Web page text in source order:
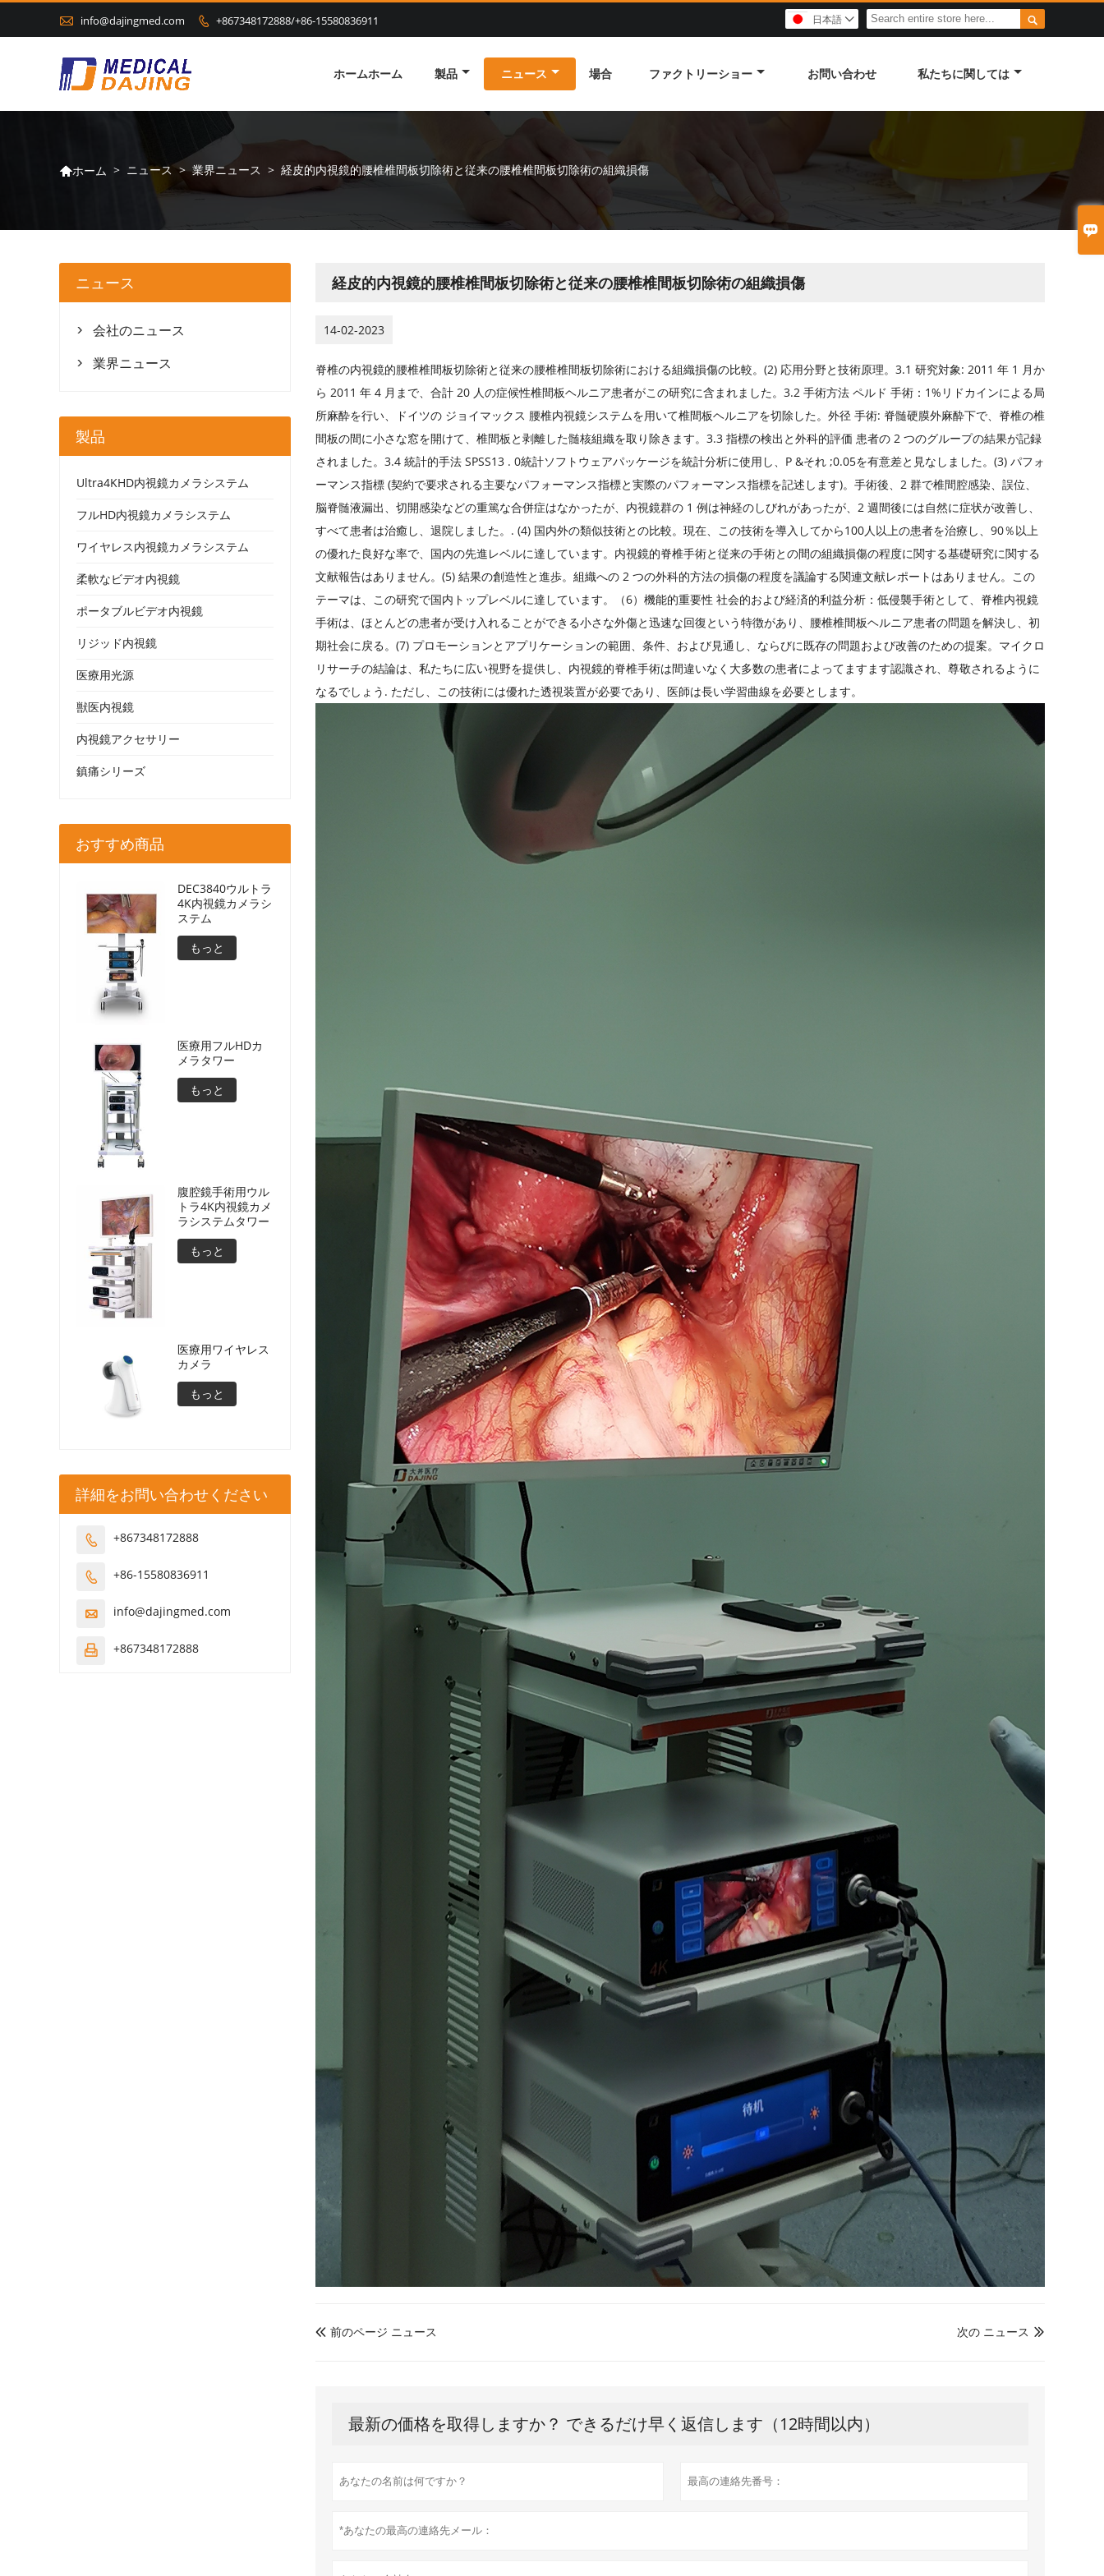

 info@dajingmed.com  +867348172888/+86-15580836911 
日本語 
ホームホーム 製品 ニュース 場合 ファクトリーショー お問い合わせ 私たちに関しては
ホーム > ニュース > 業界ニュース > 経皮的内視鏡的腰椎椎間板切除術と従来の腰椎椎間板切除術の組織損傷
経皮的内視鏡的腰椎椎間板切除術と従来の腰椎椎間板切除術の組織損傷
14-02-2023
脊椎の内視鏡的腰椎椎間板切除術と従来の腰椎椎間板切除術における組織損傷の比較。(2) 応用分野と技術原理。3.1 研究対象: 2011 年 1 月か
ら 2011 年 4 月まで、合計 20 人の症候性椎間板ヘルニア患者がこの研究に含まれました。3.2 手術方法 ペルド 手術：1%リドカインによる局
所麻酔を行い、ドイツの ジョイマックス 腰椎内視鏡システムを用いて椎間板ヘルニアを切除した。外径 手術: 脊髄硬膜外麻酔下で、脊椎の椎
間板の間に小さな窓を開けて、椎間板と剥離した髄核組織を取り除きます。3.3 指標の検出と外科的評価 患者の 2 つのグループの結果が記録
されました。3.4 統計的手法 SPSS13 . 0統計ソフトウェアパッケージを統計分析に使用し、P &それ ;0.05を有意差と見なしました。(3) パフォ
ーマンス指標 (契約で要求される主要なパフォーマンス指標と実際のパフォーマンス指標を記述します)。手術後、2 群で椎間腔感染、誤位、
脳脊髄液漏出、切開感染などの重篤な合併症はなかったが、内視鏡群の 1 例は神経のしびれがあったが、2 週間後には自然に症状が改善し、
すべて患者は治癒し、退院しました。. (4) 国内外の類似技術との比較。現在、この技術を導入してから100人以上の患者を治療し、90％以上
の優れた良好な率で、国内の先進レベルに達しています。内視鏡的脊椎手術と従来の手術との間の組織損傷の程度に関する基礎研究に関する
文献報告はありません。(5) 結果の創造性と進歩。組織への 2 つの外科的方法の損傷の程度を議論する関連文献レポートはありません。この
テーマは、この研究で国内トップレベルに達しています。（6）機能的重要性 社会的および経済的利益分析：低侵襲手術として、脊椎内視鏡
手術は、ほとんどの患者が受け入れることができる小さな外傷と迅速な回復という特徴があり、腰椎椎間板ヘルニア患者の問題を解決し、初
期社会に戻る。(7) プロモーションとアプリケーションの範囲、条件、および見通し、ならびに既存の問題および改善のための提案。マイクロ
リサーチの結論は、私たちに広い視野を提供し、内視鏡的脊椎手術は間違いなく大多数の患者によってますます認識され、尊敬されるように
なるでしょう. ただし、この技術には優れた透視装置が必要であり、医師は長い学習曲線を必要とします。
 前のページ ニュース 
次の ニュース
最新の価格を取得しますか？ できるだけ早く返信します（12時間以内）
ニュース
 会社のニュース
 業界ニュース
製品
Ultra4KHD内視鏡カメラシステム
フルHD内視鏡カメラシステム
ワイヤレス内視鏡カメラシステム
柔軟なビデオ内視鏡
ポータブルビデオ内視鏡
リジッド内視鏡
医療用光源
獣医内視鏡
内視鏡アクセサリー
鎮痛シリーズ
おすすめ商品
DEC3840ウルトラ
4K内視鏡カメラシ
ステム
もっと
医療用フルHDカ
メラタワー
もっと
腹腔鏡手術用ウル
トラ4K内視鏡カメ
ラシステムタワー
もっと
医療用ワイヤレス
カメラ
もっと
詳細をお問い合わせください
 +867348172888
 +86-15580836911
 info@dajingmed.com
 +867348172888